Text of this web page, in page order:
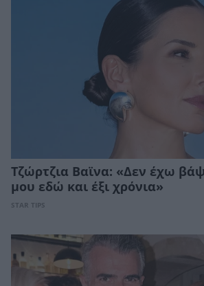
Τζώρτζια Βαϊνα: «Δεν έχω
μου εδώ και έξι χρόνια»
STAR TIPS